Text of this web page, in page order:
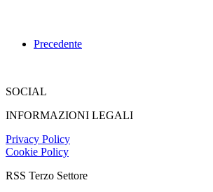
Precedente
SOCIAL
INFORMAZIONI LEGALI
Privacy Policy
Cookie Policy
RSS Terzo Settore